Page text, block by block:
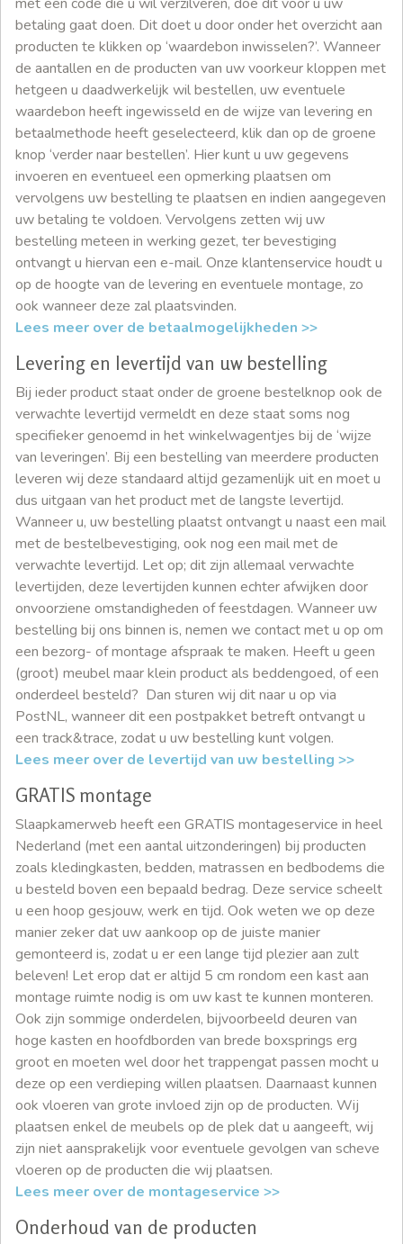
betaling gaat doen. Dit doet u door onder het overzicht aan
producten te klikken op ‘waardebon inwisselen?’. Wanneer
de aantallen en de producten van uw voorkeur kloppen met
hetgeen u daadwerkelijk wil bestellen, uw eventuele
waardebon heeft ingewisseld en de wijze van levering en
betaalmethode heeft geselecteerd, klik dan op de groene
knop ‘verder naar bestellen’. Hier kunt u uw gegevens
invoeren en eventueel een opmerking plaatsen om
vervolgens uw bestelling te plaatsen en indien aangegeven
uw betaling te voldoen. Vervolgens zetten wij uw
bestelling meteen in werking gezet, ter bevestiging
ontvangt u hiervan een e-mail. Onze klantenservice houdt u
op de hoogte van de levering en eventuele montage, zo
ook wanneer deze zal plaatsvinden.
Lees meer over de betaalmogelijkheden >>
Levering en levertijd van uw bestelling
Bij ieder product staat onder de groene bestelknop ook de
verwachte levertijd vermeldt en deze staat soms nog
specifieker genoemd in het winkelwagentjes bij de ‘wijze
van leveringen’. Bij een bestelling van meerdere producten
leveren wij deze standaard altijd gezamenlijk uit en moet u
dus uitgaan van het product met de langste levertijd.
Wanneer u, uw bestelling plaatst ontvangt u naast een mail
met de bestelbevestiging, ook nog een mail met de
verwachte levertijd. Let op; dit zijn allemaal verwachte
levertijden, deze levertijden kunnen echter afwijken door
onvoorziene omstandigheden of feestdagen. Wanneer uw
bestelling bij ons binnen is, nemen we contact met u op om
een bezorg- of montage afspraak te maken. Heeft u geen
(groot) meubel maar klein product als beddengoed, of een
onderdeel besteld? Dan sturen wij dit naar u op via
PostNL, wanneer dit een postpakket betreft ontvangt u
een track&trace, zodat u uw bestelling kunt volgen.
Lees meer over de levertijd van uw bestelling >>
GRATIS montage
Slaapkamerweb heeft een GRATIS montageservice in heel
Nederland (met een aantal uitzonderingen) bij producten
zoals kledingkasten, bedden, matrassen en bedbodems die
u besteld boven een bepaald bedrag. Deze service scheelt
u een hoop gesjouw, werk en tijd. Ook weten we op deze
manier zeker dat uw aankoop op de juiste manier
gemonteerd is, zodat u er een lange tijd plezier aan zult
beleven! Let erop dat er altijd 5 cm rondom een kast aan
montage ruimte nodig is om uw kast te kunnen monteren.
Ook zijn sommige onderdelen, bijvoorbeeld deuren van
hoge kasten en hoofdborden van brede boxsprings erg
groot en moeten wel door het trappengat passen mocht u
deze op een verdieping willen plaatsen. Daarnaast kunnen
ook vloeren van grote invloed zijn op de producten. Wij
plaatsen enkel de meubels op de plek dat u aangeeft, wij
zijn niet aansprakelijk voor eventuele gevolgen van scheve
vloeren op de producten die wij plaatsen.
Lees meer over de montageservice >>
Onderhoud van de producten